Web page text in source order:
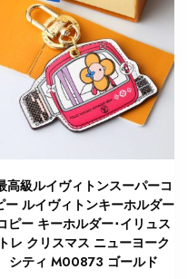
高級ルイヴィトンスーパーコ
ー ルイヴィトンキーホルダー
ピー キーホルダー･イリュス
トレ クリスマス ニューヨーク
シティ M00873 ゴールド